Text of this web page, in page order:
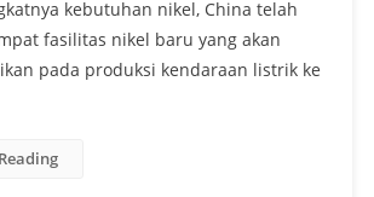
kebutuhan nikel, China telah
fasilitas nikel baru yang akan
pada produksi kendaraan listrik ke